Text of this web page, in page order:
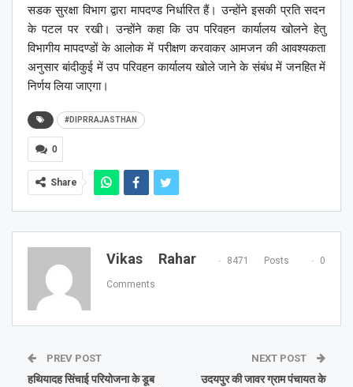
सडक सुरक्षा विभाग द्वारा मापदण्‍ड निर्धारित हैं। उन्होंने इसकी प्रति सदन
के पटल पर रखी। उन्होंने कहा कि उप परिवहन कार्यालय खोलने हेतु
विभागीय मापदण्‍डों के आलोक में परीक्षण करवाकर आमजन की आवश्‍यकता
अनुसार बांदीकुई में उप परिवहन कार्यालय खोले जाने के संबंध में जनहित में
निर्णय लिया जाएगा।
#DIPRRAJASTHAN
0
Share
Vikas Rahar 8471 Posts 0
Comments
PREV POST
हथियादह सिंचाई परियोजना के डूब
NEXT POST
उदयपुर की जावर ग्राम पंचायत के